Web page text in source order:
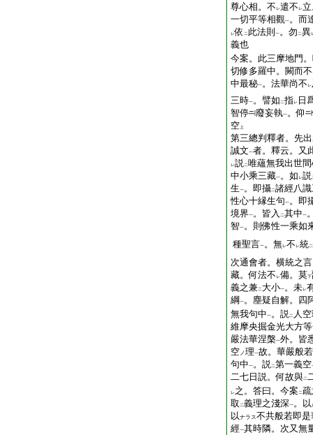
尊心相。不 レ遣不 レ
一切平等相觀一。而
レ依 二 此法則 一。勿 二異
義也
今案。此三摩地門
切修多羅中。闕而不
中最秘一。法華尚不 レ
三時一。譬如 二指レ 日
智停
廢妄執一。仰
空 上
第三總判釋者。先出
誠文一者。釋云。又
レ説二唯蘊無我出世
中小乘三藏一。如 レ説
生一。即攝二諸經八
性心十縁生句一。即
境界一。皆入 二其中一
智一。則佛性一乘如
種聖言一。無レ不 レ統二
次通會者。横統之
藏。何法不 レ備。莫下
義之兼二 大小一。未レ
綱一。塵疑自解。四
無我句中一。説二 人
維摩央掘金光大方
嚴法華涅槃一外。皆
空ノ理一故。華嚴般
句中一。説二第一義空
二七日説。何故與二
レ之。答曰。今案二
取 二義理之淺深一。以
以ナラス不共般若即
經一其時隣。次又無